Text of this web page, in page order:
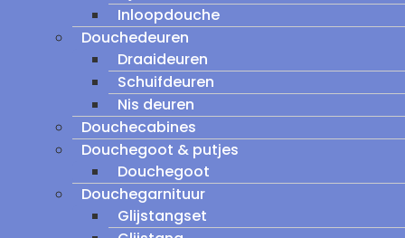
Inloopdouche
Douchedeuren
Draaideuren
Schuifdeuren
Nis deuren
Douchecabines
Douchegoot & putjes
Douchegoot
Douchegarnituur
Glijstangset